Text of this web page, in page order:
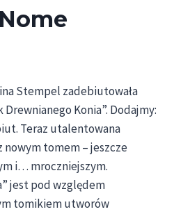
Stempel zadebiutowała
Konia”. Dodajmy:
Teraz utalentowana
tomem – jeszcze
i… mroczniejszym.
jest pod względem
tomikiem utworów